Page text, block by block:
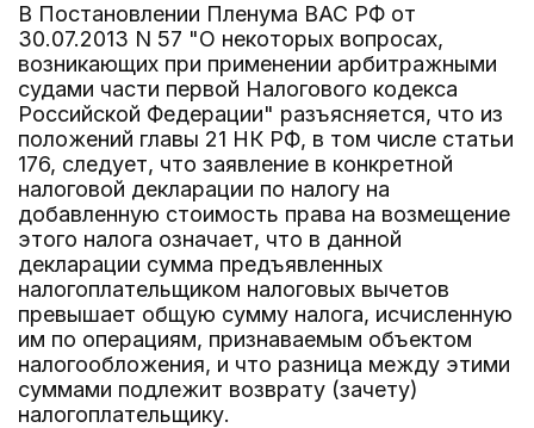
В Постановлении Пленума ВАС РФ от
30.07.2013 N 57 "О некоторых вопросах,
возникающих при применении арбитражными
судами части первой Налогового кодекса
Российской Федерации" разъясняется, что из
положений главы 21 НК РФ, в том числе статьи
176, следует, что заявление в конкретной
налоговой декларации по налогу на
добавленную стоимость права на возмещение
этого налога означает, что в данной
декларации сумма предъявленных
налогоплательщиком налоговых вычетов
превышает общую сумму налога, исчисленную
им по операциям, признаваемым объектом
налогообложения, и что разница между этими
суммами подлежит возврату (зачету)
налогоплательщику.